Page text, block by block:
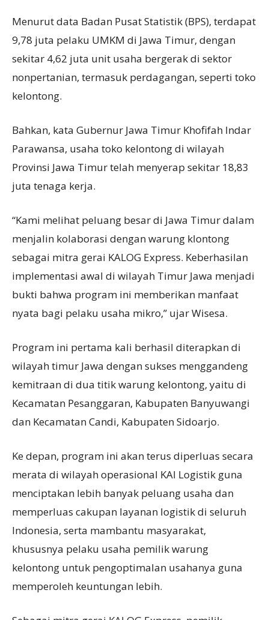
Menurut data Badan Pusat Statistik (BPS), terdapat
9,78 juta pelaku UMKM di Jawa Timur, dengan
sekitar 4,62 juta unit usaha bergerak di sektor
nonpertanian, termasuk perdagangan, seperti toko
kelontong.
Bahkan, kata Gubernur Jawa Timur Khofifah Indar
Parawansa, usaha toko kelontong di wilayah
Provinsi Jawa Timur telah menyerap sekitar 18,83
juta tenaga kerja.
“Kami melihat peluang besar di Jawa Timur dalam
menjalin kolaborasi dengan warung klontong
sebagai mitra gerai KALOG Express. Keberhasilan
implementasi awal di wilayah Timur Jawa menjadi
bukti bahwa program ini memberikan manfaat
nyata bagi pelaku usaha mikro,” ujar Wisesa.
Program ini pertama kali berhasil diterapkan di
wilayah timur Jawa dengan sukses menggandeng
kemitraan di dua titik warung kelontong, yaitu di
Kecamatan Pesanggaran, Kabupaten Banyuwangi
dan Kecamatan Candi, Kabupaten Sidoarjo.
Ke depan, program ini akan terus diperluas secara
merata di wilayah operasional KAI Logistik guna
menciptakan lebih banyak peluang usaha dan
memperluas cakupan layanan logistik di seluruh
Indonesia, serta mambantu masyarakat,
khususnya pelaku usaha pemilik warung
kelontong untuk pengoptimalan usahanya guna
memperoleh keuntungan lebih.